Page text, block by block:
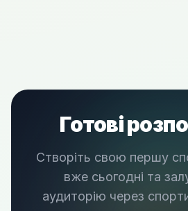
Готові
Створіть свою першу
вже сьогодні та
аудиторію через